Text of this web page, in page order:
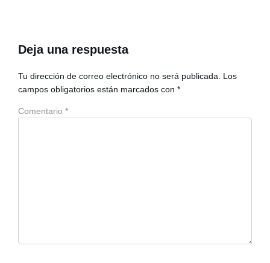
Deja una respuesta
Tu dirección de correo electrónico no será publicada.
Los
campos obligatorios están marcados con *
Comentario *